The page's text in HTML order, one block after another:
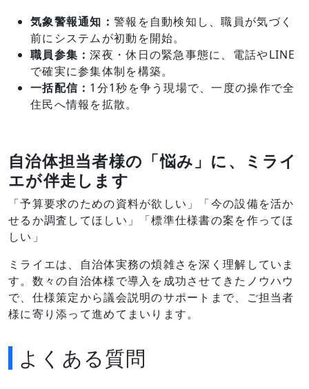
気象警報通知： 警報を自動検知し、職員が気づく
前にシステムが初動を開始。
職員参集：深夜・休日の緊急事態に、電話やLINE
で確実に参集体制を構築。
一括配信： 1分1秒を争う現場で、一度の操作で全
住民へ情報を拡散。
自治体担当者様の「悩み」に、ミライ
エが伴走します
「予算要求のための資料が欲しい」「今の設備を活か
せるか調査してほしい」「標準仕様書の案を作ってほ
しい」
ミライエは、自治体実務の煩雑さを深く理解していま
す。数々の自治体様で導入を成功させてきたノウハウ
で、仕様策定から議会説明のサポートまで、ご担当者
様に寄り添って進めてまいります。
よくある質問